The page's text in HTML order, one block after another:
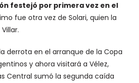
festejó por primera vez en el
fue otra vez de Solari, quien la
derrota en el arranque de la Copa
y ahora visitará a Vélez,
Central sumó la segunda caída